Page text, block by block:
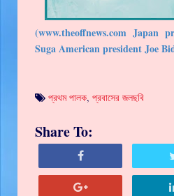
(www.theoffnews.com Japan
Suga American president Joe
প্রথম পালক, প্রবাসের জলছবি
Share To: